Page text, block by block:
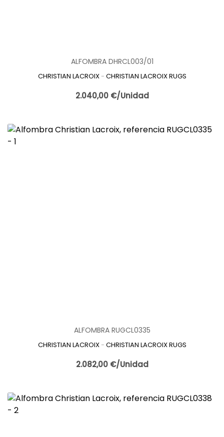
ALFOMBRA DHRCL003/01
CHRISTIAN LACROIX- CHRISTIAN LACROIX RUGS
2.040,00 €/Unidad
ALFOMBRA RUGCL0335
CHRISTIAN LACROIX- CHRISTIAN LACROIX RUGS
2.082,00 €/Unidad